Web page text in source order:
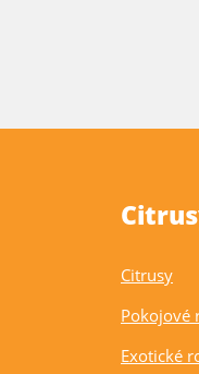
Citrusy
Pokojové
Exotické